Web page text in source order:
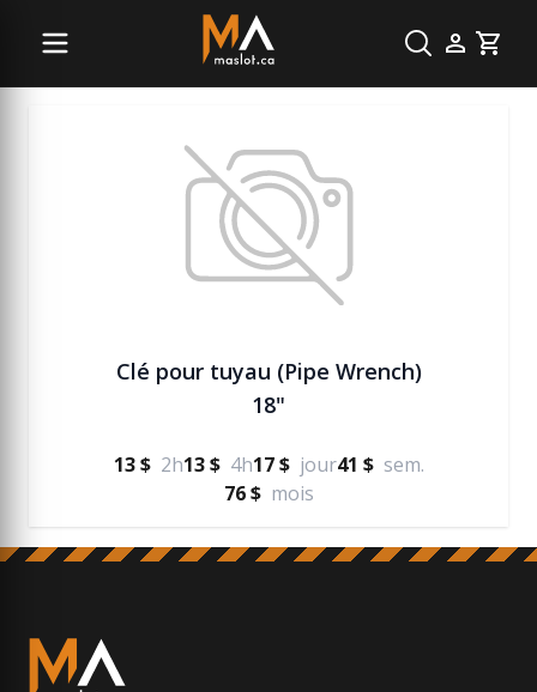
Cart
Plomberie
Clé pour tuyau (Pipe Wrench)
18"
13 $ 2h13 $ 4h17 $ jour41 $ sem.
76 $ mois